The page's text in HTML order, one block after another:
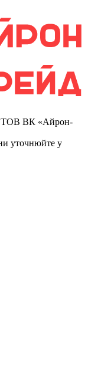
ТОВ ВК «Айрон-
уточнюйте у